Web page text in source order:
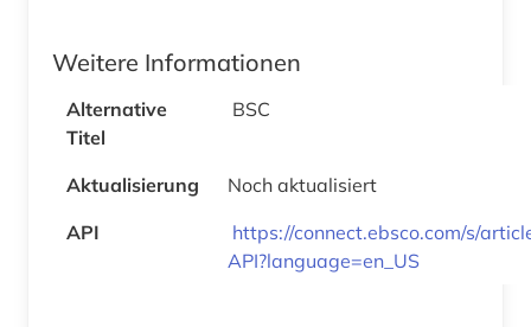
Weitere Informationen
Alternative
Titel
BSC
Aktualisierung
Noch aktualisiert
API
https://connect.ebsco.com/s/
API?language=en_US